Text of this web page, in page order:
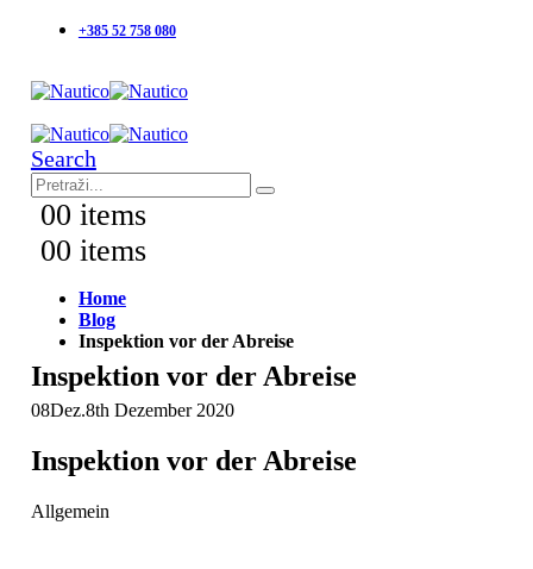
+385 52 758 080
Search
00 items
00 items
Home
Blog
Inspektion vor der Abreise
Inspektion vor der Abreise
08Dez.8th Dezember 2020
Inspektion vor der Abreise
Allgemein